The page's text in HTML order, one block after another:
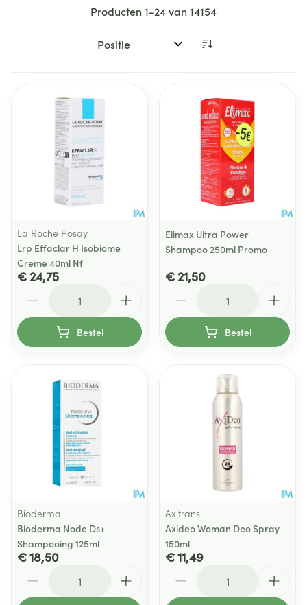
Producten1-24van14154
Sorteer op:
La Roche Posay
Lrp Effaclar H Isobiome
Creme 40ml Nf
€ 24,75
Bestel
Elimax Ultra Power
Shampoo 250ml Promo
€ 21,50
Bestel
Bioderma
Bioderma Node Ds+
Shampooing 125ml
€ 18,50
Axitrans
Axideo Woman Deo Spray
150ml
€ 11,49